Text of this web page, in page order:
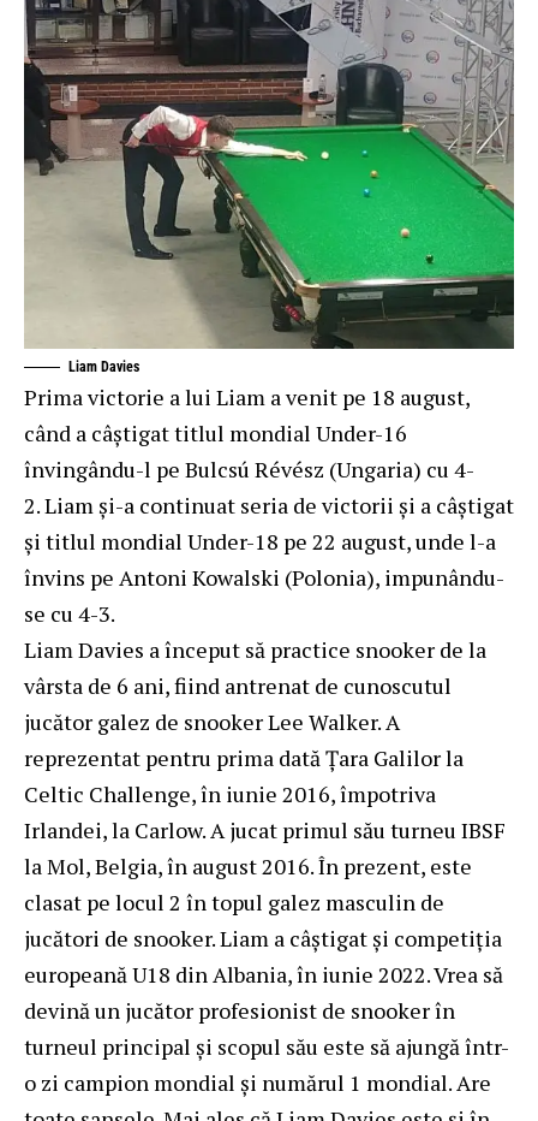
Liam Davies
Prima victorie a lui Liam a venit pe 18 august,
când a câștigat titlul mondial Under-16
învingându-l pe Bulcsú Révész (Ungaria) cu 4-
2. Liam și-a continuat seria de victorii și a câștigat
și titlul mondial Under-18 pe 22 august, unde l-a
învins pe Antoni Kowalski (Polonia), impunându-
se cu 4-3.
Liam Davies a început să practice snooker de la
vârsta de 6 ani, fiind antrenat de cunoscutul
jucător galez de snooker Lee Walker. A
reprezentat pentru prima dată Țara Galilor la
Celtic Challenge, în iunie 2016, împotriva
Irlandei, la Carlow. A jucat primul său turneu IBSF
la Mol, Belgia, în august 2016. În prezent, este
clasat pe locul 2 în topul galez masculin de
jucători de snooker. Liam a câștigat și competiția
europeană U18 din Albania, în iunie 2022. Vrea să
devină un jucător profesionist de snooker în
turneul principal și scopul său este să ajungă într-
o zi campion mondial și numărul 1 mondial. Are